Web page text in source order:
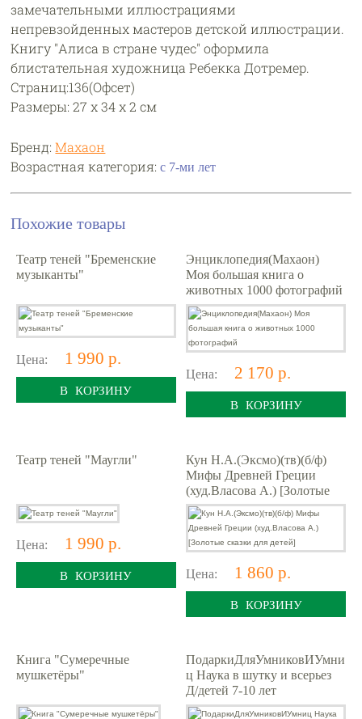
замечательными иллюстрациями
непревзойденных мастеров детской иллюстрации.
Книгу "Алиса в стране чудес" оформила
блистательная художница Ребекка Дотремер.
Страниц:136(Офсет)
Размеры: 27 x 34 х 2 см
Бренд:Махаон
Возрастная категория:с 7-ми лет
Похожие товары
Театр теней "Бременские
музыканты"
Цена: 1 990 р.
В КОРЗИНУ
Энциклопедия(Махаон)
Моя большая книга о
животных 1000 фотографий
Цена: 2 170 р.
В КОРЗИНУ
Театр теней "Маугли"
Цена: 1 990 р.
В КОРЗИНУ
Кун Н.А.(Эксмо)(тв)(б/ф)
Мифы Древней Греции
(худ.Власова А.) [Золотые
сказки для детей]
Цена: 1 860 р.
В КОРЗИНУ
Книга "Сумеречные
мушкетёры"
ПодаркиДляУмниковИУмни
ц Наука в шутку и всерьез
Д/детей 7-10 лет